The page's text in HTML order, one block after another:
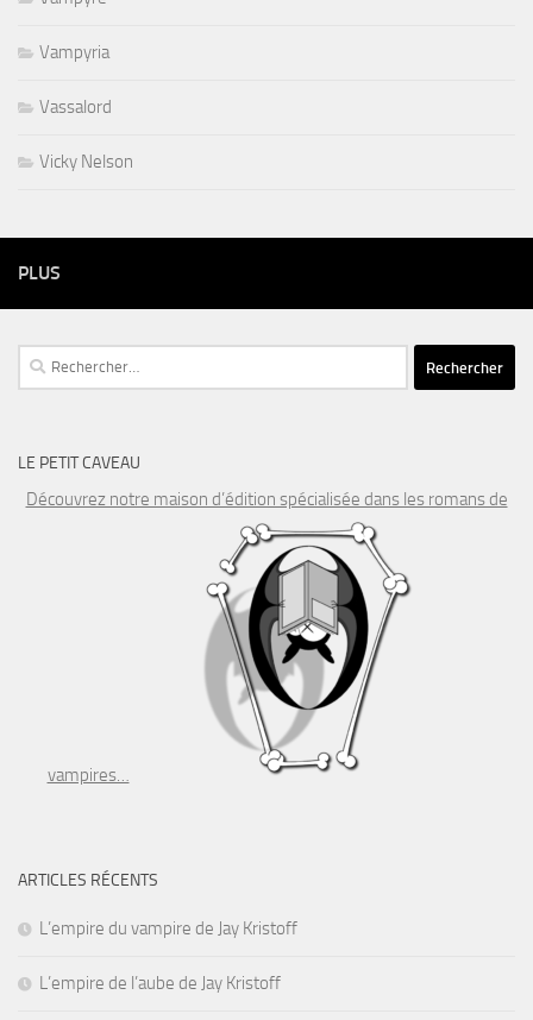
Vampyria
Vassalord
Vicky Nelson
PLUS
Rechercher :
LE PETIT CAVEAU
Découvrez notre maison d’édition spécialisée dans les romans de
vampires…
ARTICLES RÉCENTS
L’empire du vampire de Jay Kristoff
L’empire de l’aube de Jay Kristoff